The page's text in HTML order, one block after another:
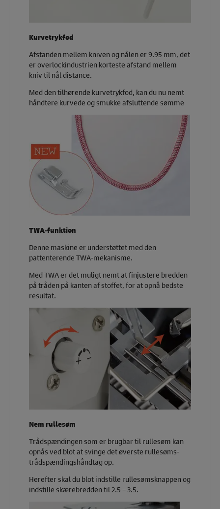
Kurvetrykfod
Afstanden mellem kniven og nålen er 9.95 mm, det
er overlockindustrien korteste afstand mellem
kniv til nål distance.
Med den tilhørende kurvetrykfod, kan du nu nemt
håndtere kurvede og smukke afsluttende sømme
TWA-funktion
Denne maskine er understøttet med den
pattenterende TWA-mekanisme.
Med TWA er det muligt nemt at finjustere bredden
på tråden på kanten af stoffet, for at opnå bedste
resultat.
Nem rullesøm
Trådspændingen som er brugbar til rullesøm kan
opnås ved blot at svinge det øverste rullesøms-
trådspændingshåndtag op.
Herefter skal du blot indstille rullesømsknappen og
indstille skærebredden til 2.5 – 3.5.